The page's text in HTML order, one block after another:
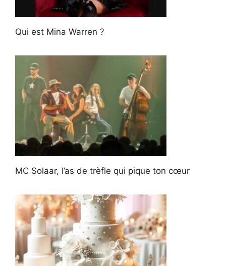
Qui est Mina Warren ?
MC Solaar, l’as de trèfle qui pique ton cœur